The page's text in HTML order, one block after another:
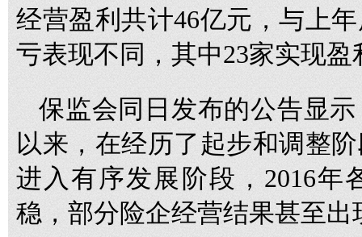
经营盈利共计46亿元，与上
亏表现不同，其中23家实现
保监会同日发布的公告显
以来，在经历了起步和调整
进入有序发展阶段，2016年
稳，部分险企经营结果甚至出